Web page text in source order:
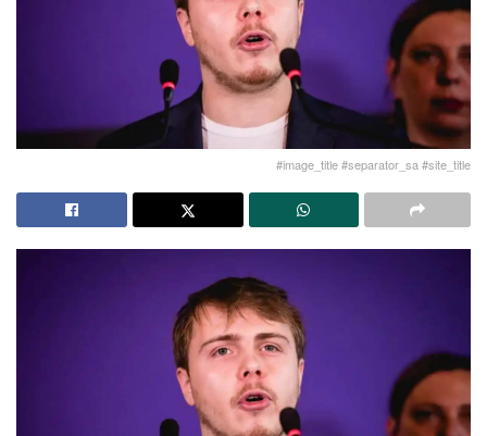
#image_title #separator_sa #site_title